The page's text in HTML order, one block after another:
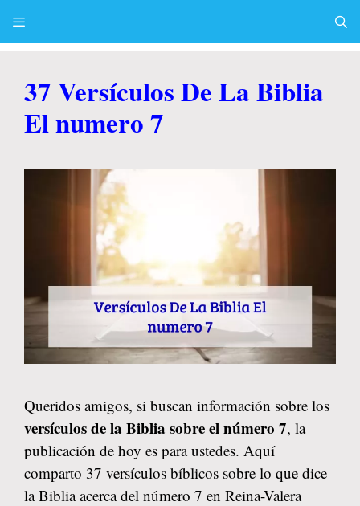
37 Versículos De La Biblia
El numero 7
Queridos amigos, si buscan información sobre los
versículos de la Biblia sobre el número 7, la
publicación de hoy es para ustedes. Aquí
comparto 37 versículos bíblicos sobre lo que dice
la Biblia acerca del número 7 en Reina-Valera